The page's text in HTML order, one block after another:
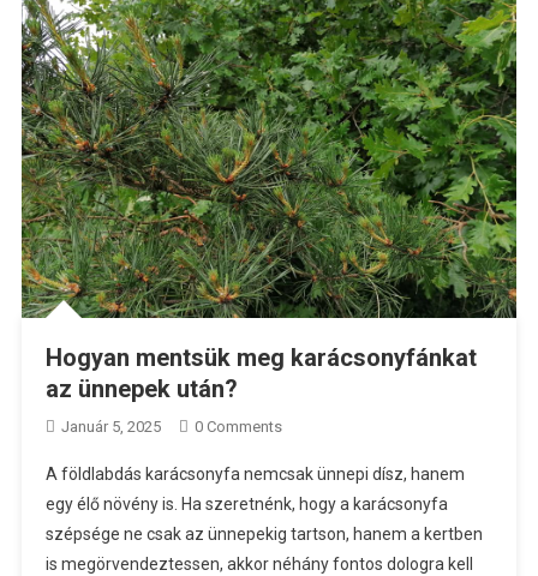
Hogyan mentsük meg karácsonyfánkat
az ünnepek után?
Január 5, 2025 0 Comments
A földlabdás karácsonyfa nemcsak ünnepi dísz, hanem
egy élő növény is. Ha szeretnénk, hogy a karácsonyfa
szépsége ne csak az ünnepekig tartson, hanem a kertben
is megörvendeztessen, akkor néhány fontos dologra kell